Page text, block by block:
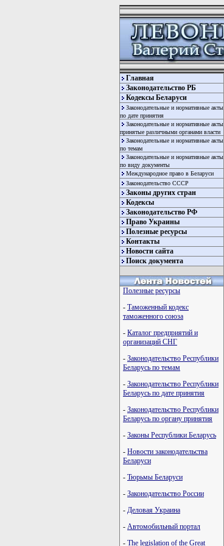
Главная
Законодательство РБ
Кодексы Беларуси
Законодательные и нормативные акты
по дате принятия
Законодательные и нормативные акты
принятые различными органами власти
Законодательные и нормативные акты
по темам
Законодательные и нормативные акты
по виду документы
Международное право в Беларуси
Законодательство СССР
Законы других стран
Кодексы
Законодательство РФ
Право Украины
Полезные ресурсы
Контакты
Новости сайта
Поиск документа
Полезные ресурсы
- Таможенный кодекс
таможенного союза
- Каталог предприятий и
организаций СНГ
- Законодательство Республики
Беларусь по темам
- Законодательство Республики
Беларусь по дате принятия
- Законодательство Республики
Беларусь по органу принятия
- Законы Республики Беларусь
- Новости законодательства
Беларуси
- Тюрьмы Беларуси
- Законодательство России
- Деловая Украина
- Автомобильный портал
- The legislation of the Great